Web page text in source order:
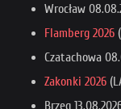
Wrocław
Flamberg 2026
Czatachowa
Zakonki 2026
Brzeg